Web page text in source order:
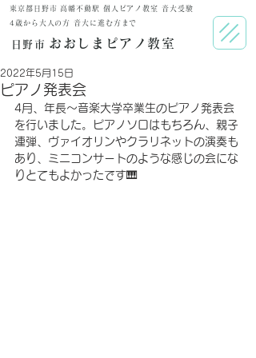
日野市 おおしまピアノ教室
東京都日野市 高幡不動駅 個人ピアノ教室 音大受験
​4歳から大人の方 音大に進む方まで
ピアノ発表会
2022年5月15日
4月、年長〜音楽大学卒業生のピアノ発表会
を行いました。ピアノソロはもちろん、親子
連弾、ヴァイオリンやクラリネットの演奏も
あり、ミニコンサートのような感じの会にな
りとてもよかったです🎹